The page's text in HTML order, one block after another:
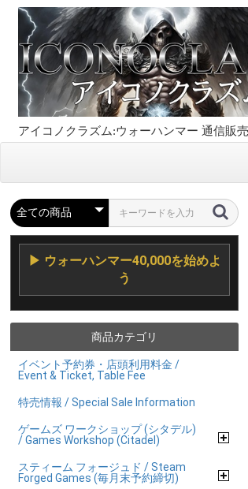
アイコノクラズム:ウォーハンマー 通信販
▶ ウォーハンマー40,000を始めよ
う
商品カテゴリ
イベント予約券・店頭利用料金 /
Event & Ticket, Table Fee
特売情報 / Special Sale Information
ゲームズ ワークショップ (シタデル)
/ Games Workshop (Citadel)
スティーム フォージュド / Steam
Forged Games (毎月末予約締切)